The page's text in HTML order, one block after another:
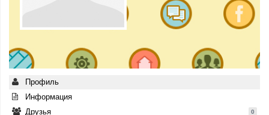
Профиль
Информация
Друзья
0